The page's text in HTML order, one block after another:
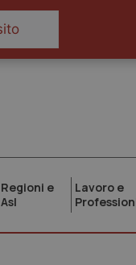
Regioni e
Asl
Lavoro e